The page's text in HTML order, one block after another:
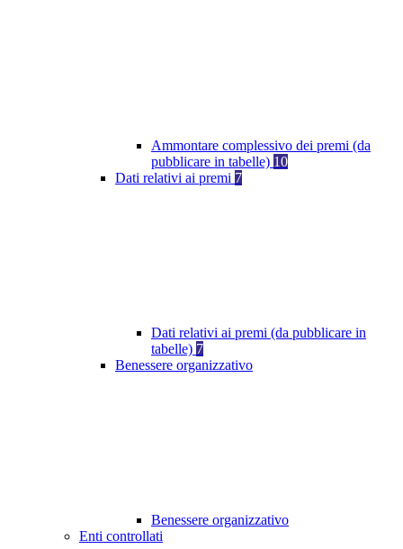
Ammontare complessivo dei premi (da
pubblicare in tabelle) 10
Dati relativi ai premi 7
Dati relativi ai premi (da pubblicare in
tabelle) 7
Benessere organizzativo
Benessere organizzativo
Enti controllati